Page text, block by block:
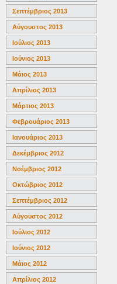
Σεπτέμβριος 2013
Αύγουστος 2013
Ιούλιος 2013
Ιούνιος 2013
Μάιος 2013
Απρίλιος 2013
Μάρτιος 2013
Φεβρουάριος 2013
Ιανουάριος 2013
Δεκέμβριος 2012
Νοέμβριος 2012
Οκτώβριος 2012
Σεπτέμβριος 2012
Αύγουστος 2012
Ιούλιος 2012
Ιούνιος 2012
Μάιος 2012
Απρίλιος 2012